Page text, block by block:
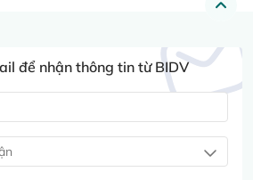
để nhận thông tin từ BIDV